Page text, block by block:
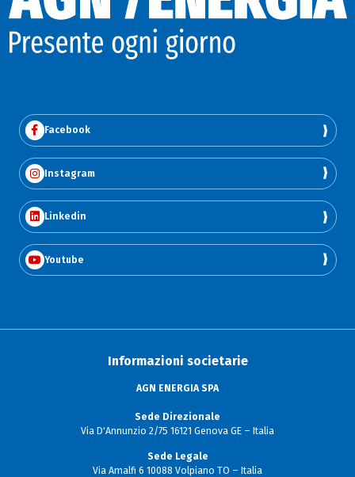
Facebook
Instagram
Linkedin
Youtube
Informazioni societarie
AGN ENERGIA SPA
Sede Direzionale
Via D'Annunzio 2/75 16121 Genova GE – Italia
Sede Legale
Via Amalfi 6 10088 Volpiano TO – Italia